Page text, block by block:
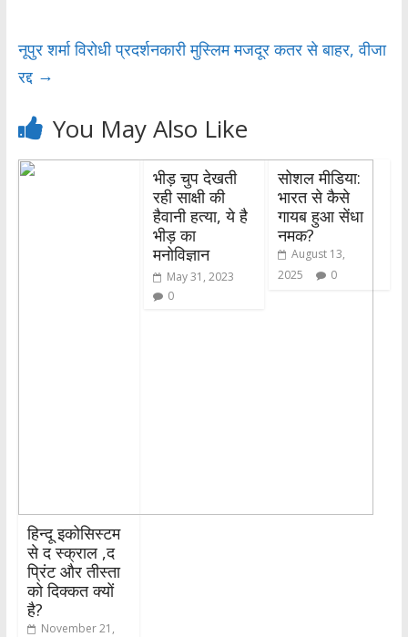
k p
नूपुर शर्मा विरोधी प्रदर्शनकारी मुस्लिम मजदूर कतर से बाहर, वीजा
रद्द →
You May Also Like
हिन्दू इकोसिस्टम
से द स्क्राल ,द
प्रिंट और तीस्ता
को दिक्कत क्यों
है?
November 21,
भीड़ चुप देखती
रही साक्षी की
हैवानी हत्या, ये है
भीड़ का
मनोविज्ञान
May 31, 2023
0
सोशल मीडिया:
भारत से कैसे
गायब हुआ सेंधा
नमक?
August 13,
2025
0